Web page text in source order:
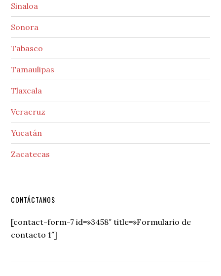
Sinaloa
Sonora
Tabasco
Tamaulipas
Tlaxcala
Veracruz
Yucatán
Zacatecas
Secondary
Sidebar
CONTÁCTANOS
[contact-form-7 id=»3458″ title=»Formulario de
contacto 1″]